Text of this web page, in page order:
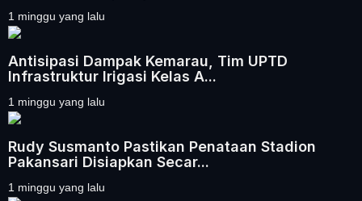
1 minggu yang lalu
Antisipasi Dampak Kemarau, Tim UPTD
Infrastruktur Irigasi Kelas A...
1 minggu yang lalu
Rudy Susmanto Pastikan Penataan Stadion
Pakansari Disiapkan Secar...
1 minggu yang lalu